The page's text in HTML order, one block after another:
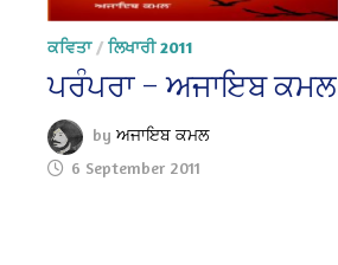
ਕਵਿਤਾ/ਲਿਖਾਰੀ 2011
ਪਰੰਪਰਾ – ਅਜਾਇਬ ਕਮਲ
byਅਜਾਇਬ ਕਮਲ
6 September 2011